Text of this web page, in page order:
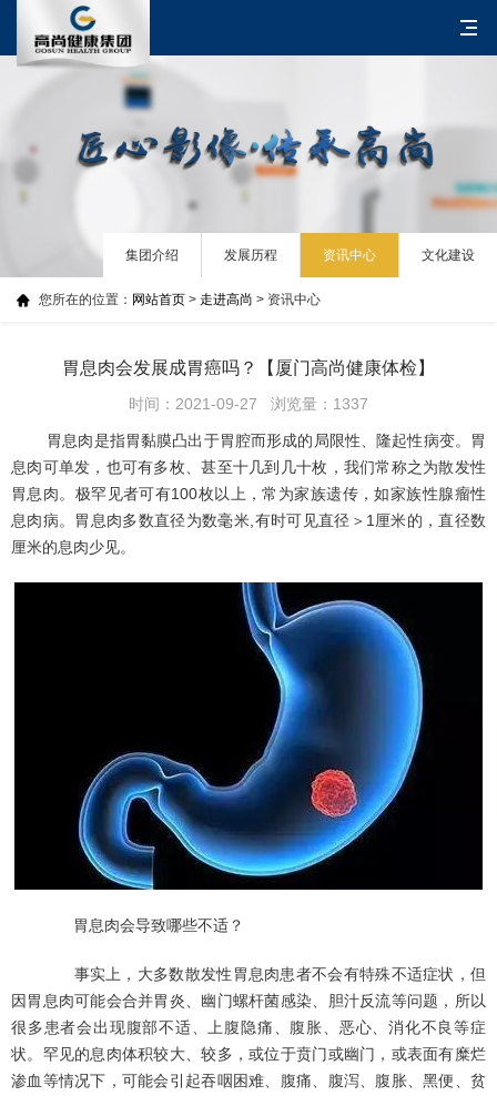
您所在的位置： 网站首页 > 走进高尚 > 资讯中心
集团介绍 发展历程 资讯中心 文化建设
胃息肉会发展成胃癌吗？【厦门高尚健康体检】
时间：2021-09-27 浏览量：1337
胃息肉是指胃黏膜凸出于胃腔而形成的局限性、隆起性病变。胃
息肉可单发，也可有多枚、甚至十几到几十枚，我们常称之为散发性
胃息肉。极罕见者可有100枚以上，常为家族遗传，如家族性腺瘤性
息肉病。胃息肉多数直径为数毫米,有时可见直径＞1厘米的，直径数
厘米的息肉少见。
胃息肉会导致哪些不适？
事实上，大多数散发性胃息肉患者不会有特殊不适症状，但
因胃息肉可能会合并胃炎、幽门螺杆菌感染、胆汁反流等问题，所以
很多患者会出现腹部不适、上腹隐痛、腹胀、恶心、消化不良等症
状。罕见的息肉体积较大、较多，或位于贲门或幽门，或表面有糜烂
渗血等情况下，可能会引起吞咽困难、腹痛、腹泻、腹胀、黑便、贫